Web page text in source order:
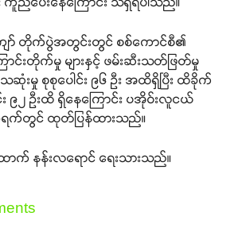
ော် တိုက်ပွဲအတွင်းတွင် စစ်ကောင်စီ၏
င်းတိုက်မှု များနှင့် ဖမ်းဆီးသတ်ဖြတ်မှု
ေဆုံးမှု စုစုပေါင်း ၉၆ ဦး အထိရှိပြီး ထိခိုက်
၉၂ ဦးထိ ရှိနေကြောင်း ပအိုဝ်းလူငယ်
ရက်တွင် ထုတ်ပြန်ထားသည်။
နန်းလရောင် ရေးသားသည်။